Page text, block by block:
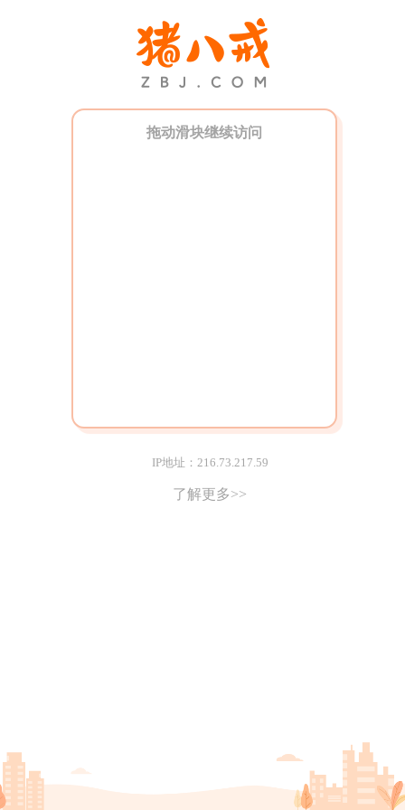
拖动滑块继续访问
IP地址：216.73.217.59
了解更多>>